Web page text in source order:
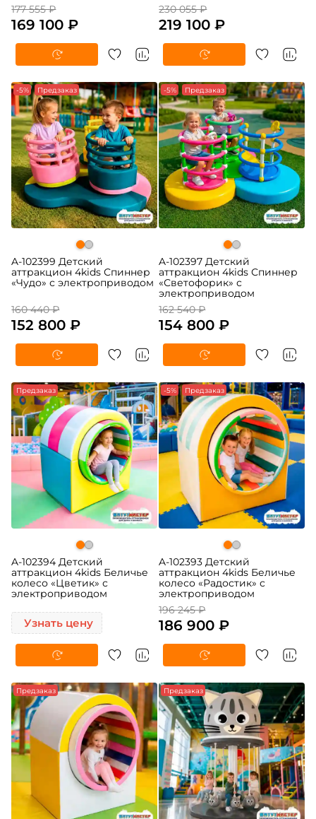
177 555 ₽
169 100 ₽
230 055 ₽
219 100 ₽
-5% Предзаказ
A-102399 Детский
аттракцион 4kids Спиннер
«Чудо» с электроприводом
160 440 ₽
152 800 ₽
-5% Предзаказ
A-102397 Детский
аттракцион 4kids Спиннер
«Светофорик» с
электроприводом
162 540 ₽
154 800 ₽
Предзаказ
A-102394 Детский
аттракцион 4kids Беличье
колесо «Цветик» с
электроприводом
Узнать цену
-5% Предзаказ
A-102393 Детский
аттракцион 4kids Беличье
колесо «Радостик» с
электроприводом
196 245 ₽
186 900 ₽
Предзаказ Предзаказ